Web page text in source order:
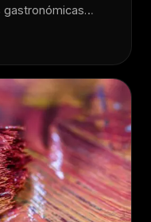
gastronómicas…